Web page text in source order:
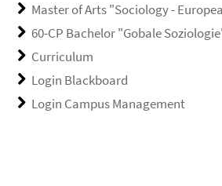
Master of Arts "Sociology -
60-CP Bachelor "Gobale
Curriculum
Login Blackboard
Login Campus Management